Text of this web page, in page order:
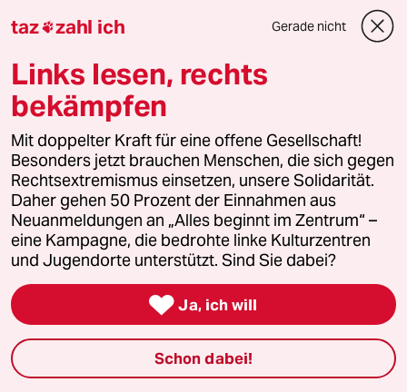
&
“Den Vorschlag, für eine Zeit ins
Ausland zu gehen, lehnte er mit der
Begründung ab:
„Die Millionen Arbeiter können nicht
hinaus, also muß ich auch hier
bleiben.“[8] …“ wiki ebenda
kurz - Ein streitbarer Jurist. Fürwahr.
——-
vgl - Redaktion Kritische Justiz
STREITBARE JURISTEN
Eine andere Tradition
Herausgegeben von der Redaktion
taz zahl ich Gerade nicht
Links lesen, rechts
bekämpfen
Mit doppelter Kraft für eine offene Gesellschaft!
Besonders jetzt brauchen Menschen, die sich gegen
Rechtsextremismus einsetzen, unsere Solidarität.
Daher gehen 50 Prozent der Einnahmen aus
Neuanmeldungen an „Alles beginnt im Zentrum“ –
eine Kampagne, die bedrohte linke Kulturzentren
und Jugendorte unterstützt. Sind Sie dabei?
 Ja, ich will
Schon dabei!